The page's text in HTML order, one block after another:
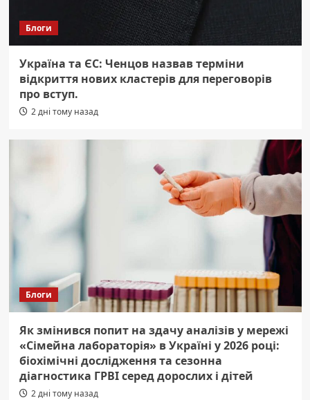
Блоги
Україна та ЄС: Ченцов назвав терміни
відкриття нових кластерів для переговорів
про вступ.
2 дні тому назад
Блоги
Як змінився попит на здачу аналізів у мережі
«Сімейна лабораторія» в Україні у 2026 році:
біохімічні дослідження та сезонна
діагностика ГРВІ серед дорослих і дітей
2 дні тому назад